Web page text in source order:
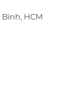
Bình, HCM